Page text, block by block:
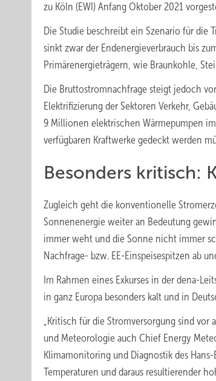
zu Köln (EWI) Anfang Oktober 2021
Die Studie beschreibt ein Szenario für die
sinkt zwar der Endenergieverbrauch bis
Primärenergieträgern, wie Braunkohle,
Die Bruttostromnachfrage steigt jedoch
Elektrifizierung der Sektoren Verkehr,
9 Millionen elektrischen Wärmepumpen
verfügbaren Kraftwerke gedeckt werden
Besonders kritisch:
Zugleich geht die konventionelle
Sonnenenergie weiter an Bedeutung
immer weht und die Sonne nicht immer
Nachfrage- bzw. EE-Einspeisespitzen ab
Im Rahmen eines Exkurses in der dena-
in ganz Europa besonders kalt und in
„Kritisch für die Stromversorgung sind vor
und Meteorologie auch Chief Energy
Klimamonitoring und Diagnostik des
Temperaturen und daraus resultierender